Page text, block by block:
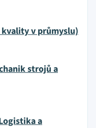
v průmyslu)
strojů a
a